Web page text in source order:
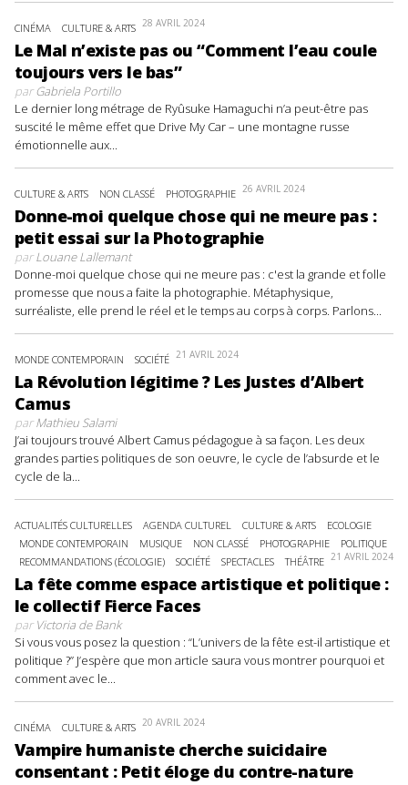
CINÉMA CULTURE & ARTS 28 AVRIL 2024
Le Mal n’existe pas ou “Comment l’eau coule
toujours vers le bas”
parGabriela Portillo
Le dernier long métrage de Ryûsuke Hamaguchi n’a peut-être pas
suscité le même effet que Drive My Car – une montagne russe
émotionnelle aux...
CULTURE & ARTS NON CLASSÉ PHOTOGRAPHIE 26 AVRIL 2024
Donne-moi quelque chose qui ne meure pas :
petit essai sur la Photographie
parLouane Lallemant
Donne-moi quelque chose qui ne meure pas : c'est la grande et folle
promesse que nous a faite la photographie. Métaphysique,
surréaliste, elle prend le réel et le temps au corps à corps. Parlons...
MONDE CONTEMPORAIN SOCIÉTÉ 21 AVRIL 2024
La Révolution légitime ? Les Justes d’Albert
Camus
parMathieu Salami
J’ai toujours trouvé Albert Camus pédagogue à sa façon. Les deux
grandes parties politiques de son oeuvre, le cycle de l’absurde et le
cycle de la...
ACTUALITÉS CULTURELLES AGENDA CULTUREL CULTURE & ARTS
ECOLOGIE
MONDE CONTEMPORAIN
MUSIQUE NON CLASSÉ PHOTOGRAPHIE
POLITIQUE
RECOMMANDATIONS (ÉCOLOGIE)
SOCIÉTÉ SPECTACLES THÉÂTRE 21 AVRIL 2024
La fête comme espace artistique et politique :
le collectif Fierce Faces
parVictoria de Bank
Si vous vous posez la question : “L’univers de la fête est-il artistique et
politique ?” J’espère que mon article saura vous montrer pourquoi et
comment avec le...
CINÉMA CULTURE & ARTS 20 AVRIL 2024
Vampire humaniste cherche suicidaire
consentant : Petit éloge du contre-nature